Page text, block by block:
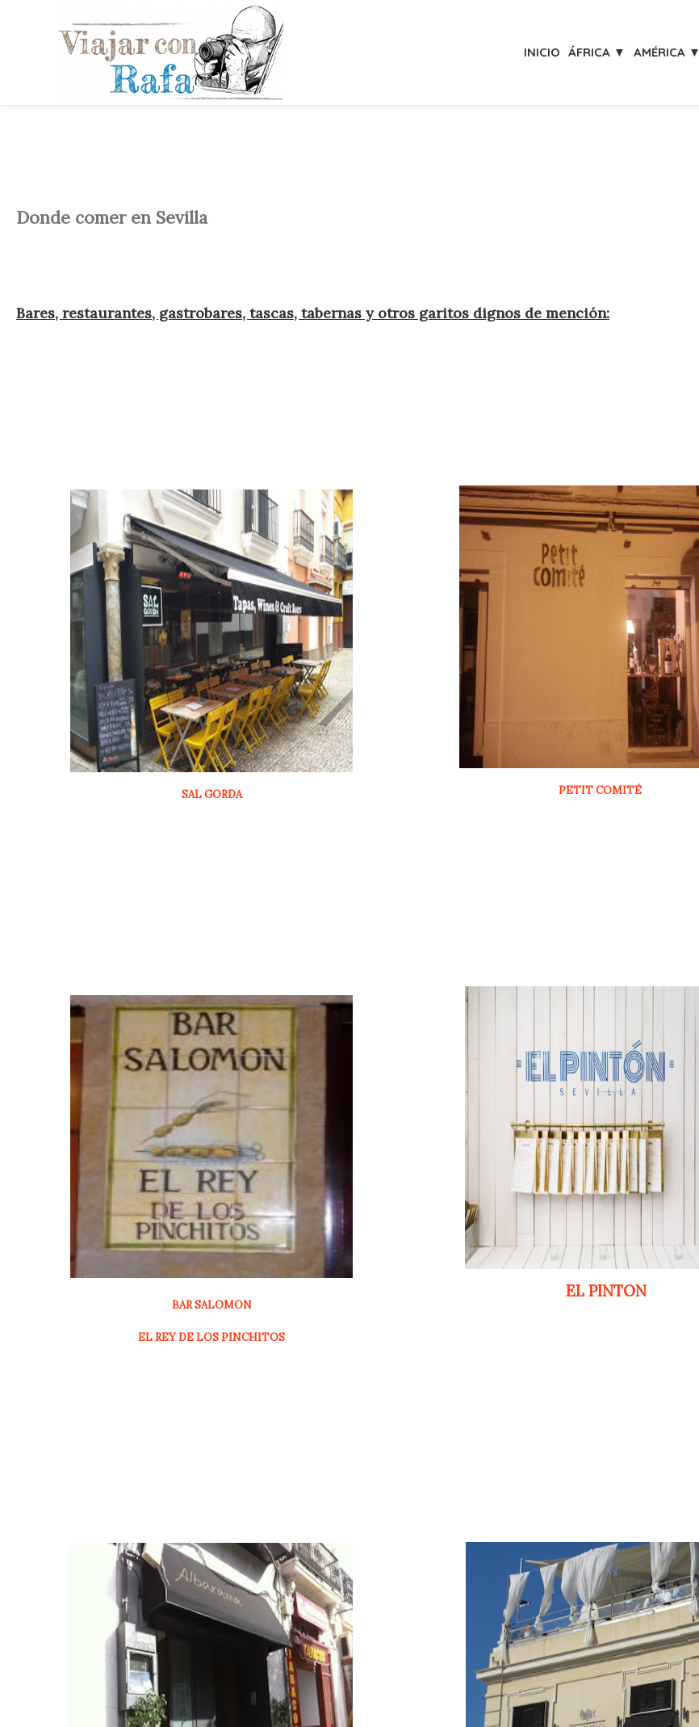
INICIO ÁFRICA ▼ AMÉRICA ▼
Donde comer en Sevilla
Bares, restaurantes, gastrobares, tascas, tabernas y otros garitos dignos de mención:
SAL GORDA PETIT COMITÉ
BAR SALOMON
EL REY DE LOS PINCHITOS
EL PINTON